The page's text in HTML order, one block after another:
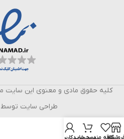
کلیه حقوق مادی و معنوی این سایت
طراحی سایت
علاقه مندیسبد خرید
حساب کاربری من